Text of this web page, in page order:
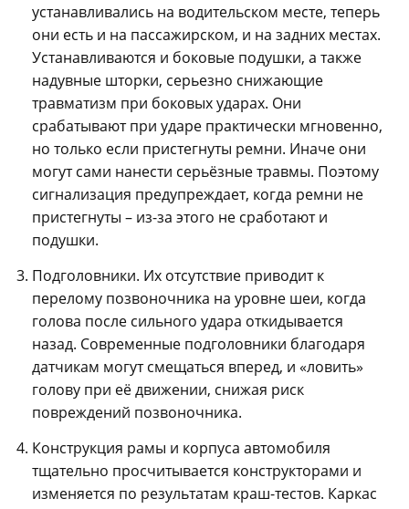
устанавливались на водительском месте, теперь
они есть и на пассажирском, и на задних местах.
Устанавливаются и боковые подушки, а также
надувные шторки, серьезно снижающие
травматизм при боковых ударах. Они
срабатывают при ударе практически мгновенно,
но только если пристегнуты ремни. Иначе они
могут сами нанести серьёзные травмы. Поэтому
сигнализация предупреждает, когда ремни не
пристегнуты – из-за этого не сработают и
подушки.
Подголовники. Их отсутствие приводит к
перелому позвоночника на уровне шеи, когда
голова после сильного удара откидывается
назад. Современные подголовники благодаря
датчикам могут смещаться вперед, и «ловить»
голову при её движении, снижая риск
повреждений позвоночника.
Конструкция рамы и корпуса автомобиля
тщательно просчитывается конструкторами и
изменяется по результатам краш-тестов. Каркас